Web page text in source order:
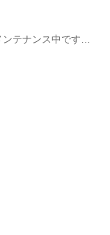
ンテナンス中です…